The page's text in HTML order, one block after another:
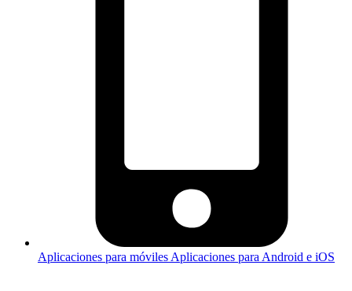
Aplicaciones para móviles Aplicaciones para Android e iOS